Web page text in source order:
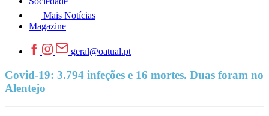
Mais Notícias
Magazine
geral@oatual.pt
Covid-19: 3.794 infeções e 16 mortes. Duas foram no
Alentejo